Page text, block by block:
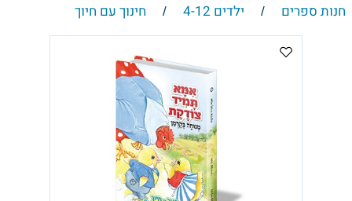
חנות ספרים / ילדים 4-12 / חינוך עם חיוך